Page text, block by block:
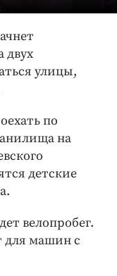
двух
улицы,
по
на
детские
велопробег.
для машин с